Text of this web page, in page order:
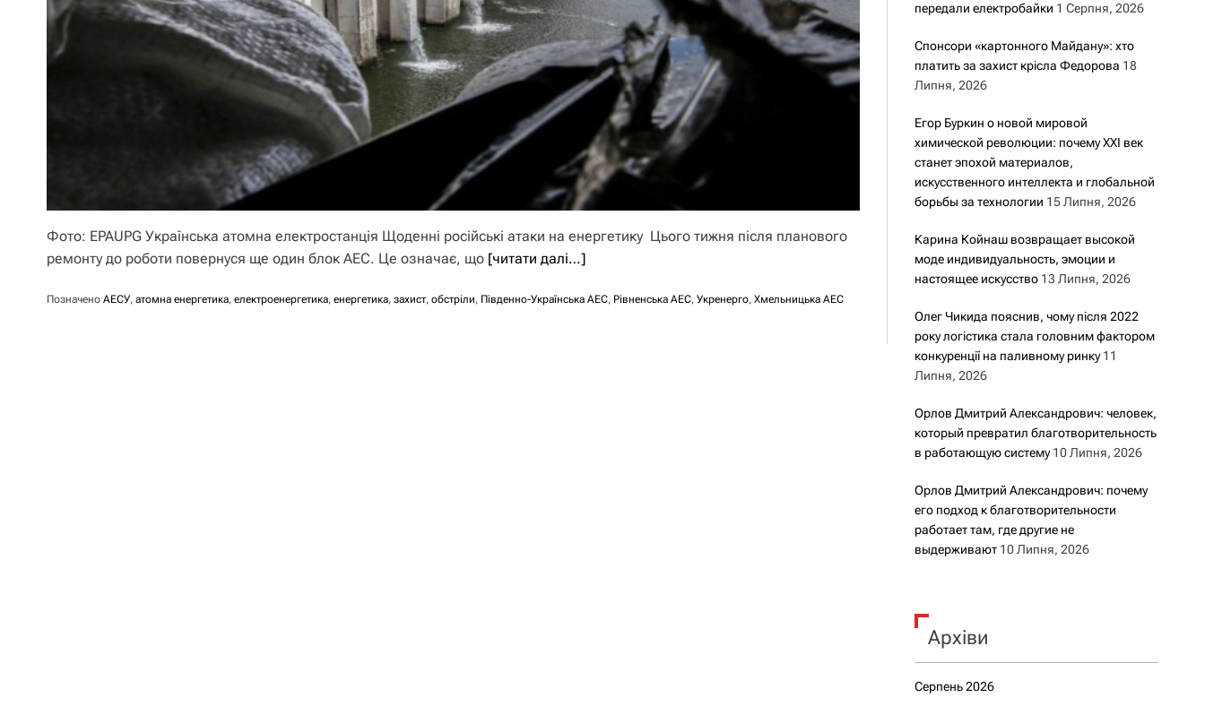
Фото: EPAUPG Українська атомна електростанція Щоденні російські атаки на енергетику Цього тижня після планового
ремонту до роботи повернуся ще один блок АЕС. Це означає, що [читати далі…]
Позначено АЕСУ, атомна енергетика, електроенергетика, енергетика, захист, обстріли, Південно-Українська АЕС, Рівненська АЕС, Укренерго, Хмельницька АЕС
передали електробайки 1 Серпня, 2026
Спонсори «картонного Майдану»: хто
платить за захист крісла Федорова 18
Липня, 2026
Егор Буркин о новой мировой
химической революции: почему XXI век
станет эпохой материалов,
искусственного интеллекта и глобальной
борьбы за технологии 15 Липня, 2026
Карина Койнаш возвращает высокой
моде индивидуальность, эмоции и
настоящее искусство 13 Липня, 2026
Олег Чикида пояснив, чому після 2022
року логістика стала головним фактором
конкуренції на паливному ринку 11
Липня, 2026
Орлов Дмитрий Александрович: человек,
который превратил благотворительность
в работающую систему 10 Липня, 2026
Орлов Дмитрий Александрович: почему
его подход к благотворительности
работает там, где другие не
выдерживают 10 Липня, 2026
Архіви
Серпень 2026